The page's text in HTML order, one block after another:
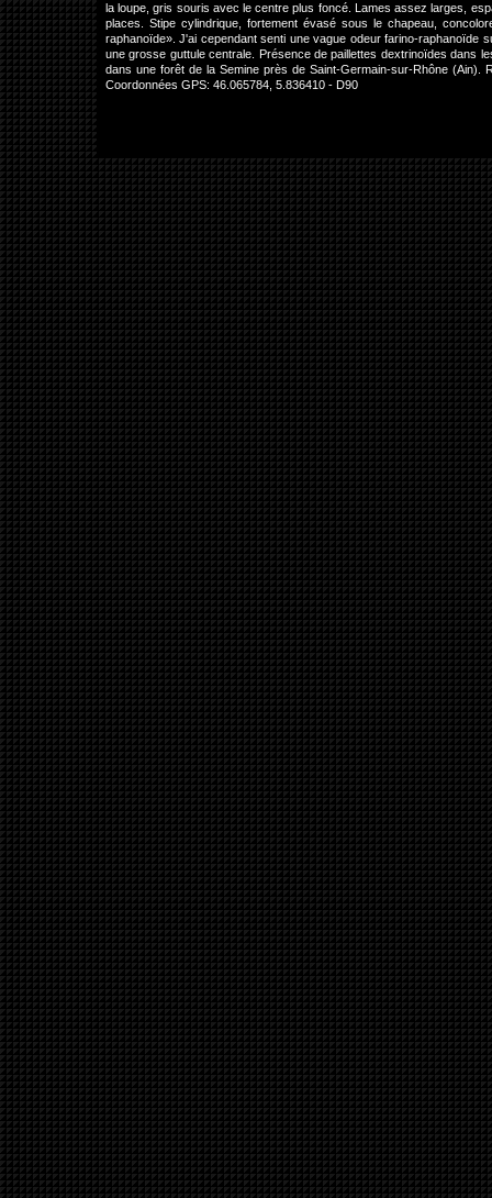
la loupe, gris souris avec le centre plus foncé. Lames assez larges,
places. Stipe cylindrique, fortement évasé sous le chapeau,
raphanoïde». J'ai cependant senti une vague odeur farino-
une grosse guttule centrale. Présence de paillettes dextrinoïdes dans
dans une forêt de la Semine près de Saint-Germain-sur-Rhône (Ain).
Coordonnées GPS: 46.065784, 5.836410 - D90